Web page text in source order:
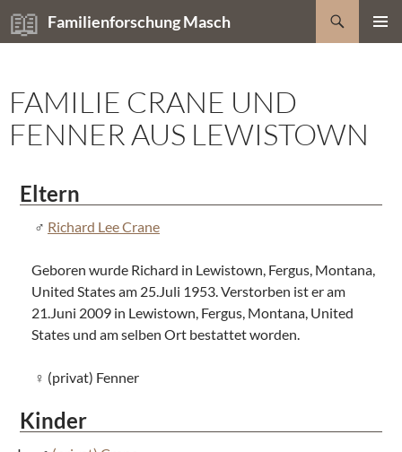
Zum
Inhalt
Familienforschung Masch
Suchen
FAMILIE CRANE UND
FENNER AUS LEWISTOWN
Eltern
Richard Lee Crane
Geboren wurde Richard in Lewistown, Fergus, Montana,
United States am 25.Juli 1953. Verstorben ist er am
21.Juni 2009 in Lewistown, Fergus, Montana, United
States und am selben Ort bestattet worden.
(privat) Fenner
Kinder